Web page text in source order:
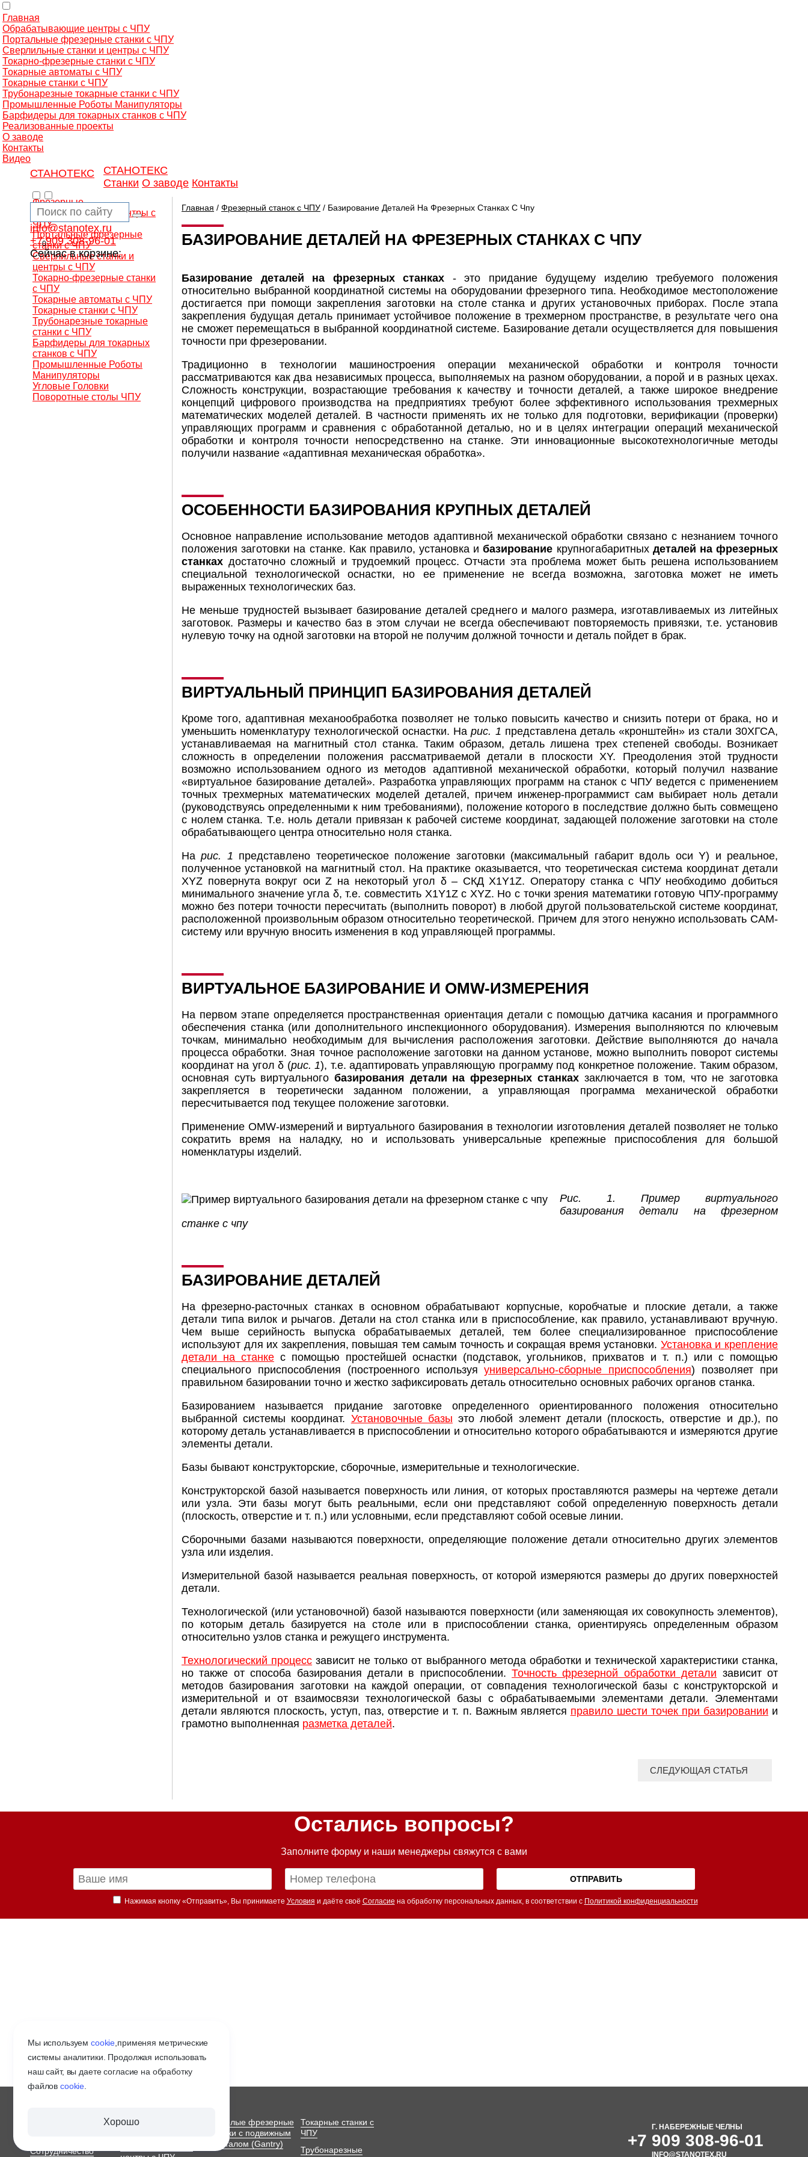
Главная
Обрабатывающие центры с ЧПУ
Портальные фрезерные станки с ЧПУ
Сверлильные станки и центры с ЧПУ
Токарно-фрезерные станки с ЧПУ
Токарные автоматы с ЧПУ
Токарные станки с ЧПУ
Трубонарезные токарные станки с ЧПУ
Промышленные Роботы Манипуляторы
Барфидеры для токарных станков с ЧПУ
Реализованные проекты
О заводе
Контакты
Видео
СТАНОТЕКС
СТАНОТЕКС
Станки О заводе Контакты
info@stanotex.ru
+7 909 308-96-01
Сейчас в корзине:
0
Мы используемcookie применяя метрические
системы аналитики. Продолжая использовать
наш сайт, вы даете согласие на обработку
файловcookie
Хорошо
Фрезерные
обрабатывающие центры с
ЧПУ
Портальные фрезерные
станки с ЧПУ
Сверлильные станки и
центры с ЧПУ
Токарно-фрезерные станки
с ЧПУ
Токарные автоматы с ЧПУ
Токарные станки с ЧПУ
Трубонарезные токарные
станки с ЧПУ
Барфидеры для токарных
станков с ЧПУ
Промышленные Роботы
Манипуляторы
Угловые Головки
Поворотные столы ЧПУ
Главная / Фрезерный станок с ЧПУ / Базирование Деталей На Фрезерных Станках С Чпу
БАЗИРОВАНИЕ ДЕТАЛЕЙ НА ФРЕЗЕРНЫХ СТАНКАХ С ЧПУ
Базирование деталей на фрезерных станках - это придание будущему изделию требуемого положения
относительно выбранной координатной системы на оборудовании фрезерного типа. Необходимое местоположение
достигается при помощи закрепления заготовки на столе станка и других установочных приборах. После этапа
закрепления будущая деталь принимает устойчивое положение в трехмерном пространстве, в результате чего она
не сможет перемещаться в выбранной координатной системе. Базирование детали осуществляется для повышения
точности при фрезеровании.
Традиционно в технологии машиностроения операции механической обработки и контроля точности
рассматриваются как два независимых процесса, выполняемых на разном оборудовании, а порой и в разных цехах.
Сложность конструкции, возрастающие требования к качеству и точности деталей, а также широкое внедрение
концепций цифрового производства на предприятиях требуют более эффективного использования трехмерных
математических моделей деталей. В частности применять их не только для подготовки, верификации (проверки)
управляющих программ и сравнения с обработанной деталью, но и в целях интеграции операций механической
обработки и контроля точности непосредственно на станке. Эти инновационные высокотехнологичные методы
получили название «адаптивная механическая обработка».
ОСОБЕННОСТИ БАЗИРОВАНИЯ КРУПНЫХ ДЕТАЛЕЙ
Основное направление использование методов адаптивной механической обработки связано с незнанием точного
положения заготовки на станке. Как правило, установка ибазирование крупногабаритных деталей на фрезерных
станках достаточно сложный и трудоемкий процесс. Отчасти эта проблема может быть решена использованием
специальной технологической оснастки, но ее применение не всегда возможна, заготовка может не иметь
выраженных технологических баз.
Не меньше трудностей вызывает базирование деталей среднего и малого размера, изготавливаемых из литейных
заготовок. Размеры и качество баз в этом случаи не всегда обеспечивают повторяемость привязки, т.е. установив
нулевую точку на одной заготовки на второй не получим должной точности и деталь пойдет в брак.
ВИРТУАЛЬНЫЙ ПРИНЦИП БАЗИРОВАНИЯ ДЕТАЛЕЙ
Кроме того, адаптивная механообработка позволяет не только повысить качество и снизить потери от брака, но и
уменьшить номенклатуру технологической оснастки. Нарис. 1 представлена деталь «кронштейн» из стали 30ХГСА,
устанавливаемая на магнитный стол станка. Таким образом, деталь лишена трех степеней свободы. Возникает
сложность в определении положения рассматриваемой детали в плоскости XY. Преодоления этой трудности
возможно использованием одного из методов адаптивной механической обработки, который получил название
«виртуальное базирование деталей». Разработка управляющих программ на станок с ЧПУ ведется с применением
точных трехмерных математических моделей деталей, причем инженер-программист сам выбирает ноль детали
(руководствуясь определенными к ним требованиями), положение которого в последствие должно быть совмещено
с нолем станка. Т.е. ноль детали привязан к рабочей системе координат, задающей положение заготовки на столе
обрабатывающего центра относительно ноля станка.
Нарис. 1 представлено теоретическое положение заготовки (максимальный габарит вдоль оси Y) и реальное,
полученное установкой на магнитный стол. На практике оказывается, что теоретическая система координат детали
XYZ повернута вокруг оси Z на некоторый угол δ – СКД X1Y1Z. Оператору станка с ЧПУ необходимо добиться
минимального значение угла δ, т.е. совместить X1Y1Z с XYZ. Но с точки зрения математики готовую ЧПУ-программу
можно без потери точности пересчитать (выполнить поворот) в любой другой пользовательской системе координат,
расположенной произвольным образом относительно теоретической. Причем для этого ненужно использовать САМ-
систему или вручную вносить изменения в код управляющей программы.
ВИРТУАЛЬНОЕ БАЗИРОВАНИЕ И OMW-ИЗМЕРЕНИЯ
На первом этапе определяется пространственная ориентация детали с помощью датчика касания и программного
обеспечения станка (или дополнительного инспекционного оборудования). Измерения выполняются по ключевым
точкам, минимально необходимым для вычисления расположения заготовки. Действие выполняются до начала
процесса обработки. Зная точное расположение заготовки на данном установе, можно выполнить поворот системы
координат на угол δ (рис. 1), т.е. адаптировать управляющую программу под конкретное положение. Таким образом,
основная суть виртуальногобазирования детали на фрезерных станкахзаключается в том, что не заготовка
закрепляется в теоретически заданном положении, а управляющая программа механической обработки
пересчитывается под текущее положение заготовки.
Применение OMW-измерений и виртуального базирования в технологии изготовления деталей позволяет не только
сократить время на наладку, но и использовать универсальные крепежные приспособления для большой
номенклатуры изделий.
Рис. 1. Пример виртуального
базирования детали на фрезерном
станке с чпу
БАЗИРОВАНИЕ ДЕТАЛЕЙ
На фрезерно-расточных станках в основном обрабатывают корпусные, коробчатые и плоские детали, а также
детали типа вилок и рычагов. Детали на стол станка или в приспособление, как правило, устанавливают вручную.
Чем выше серийность выпуска обрабатываемых деталей, тем более специализированное приспособление
используют для их закрепления, повышая тем самым точность и сокращая время установки. Установка и крепление
детали на станкес помощью простейшей оснастки (подставок, угольников, прихватов и т. п.) или с помощью
специального приспособления (построенного используяуниверсально-сборные приспособления) позволяет при
правильном базировании точно и жестко зафиксировать деталь относительно основных рабочих органов станка.
Базированием называется придание заготовке определенного ориентированного положения относительно
выбранной системы координат. Установочные базы это любой элемент детали (плоскость, отверстие и др.), по
которому деталь устанавливается в приспособлении и относительно которого обрабатываются и измеряются другие
элементы детали.
Базы бывают конструкторские, сборочные, измерительные и технологические.
Конструкторской базой называется поверхность или линия, от которых проставляются размеры на чертеже детали
или узла. Эти базы могут быть реальными, если они представляют собой определенную поверхность детали
(плоскость, отверстие и т. п.) или условными, если представляют собой осевые линии.
Сборочными базами называются поверхности, определяющие положение детали относительно других элементов
узла или изделия.
Измерительной базой называется реальная поверхность, от которой измеряются размеры до других поверхностей
детали.
Технологической (или установочной) базой называются поверхности (или заменяющая их совокупность элементов),
по которым деталь базируется на столе или в приспособлении станка, ориентируясь определенным образом
относительно узлов станка и режущего инструмента.
Технологический процесс зависит не только от выбранного метода обработки и технической характеристики станка,
но также от способа базирования детали в приспособлении.Точность фрезерной обработки детали зависит от
методов базирования заготовки на каждой операции, от совпадения технологической базы с конструкторской и
измерительной и от взаимосвязи технологической базы с обрабатываемыми элементами детали. Элементами
детали являются плоскость, уступ, паз, отверстие и т. п. Важным является правило шести точек при базировании и
грамотно выполненная разметка деталей.
СЛЕДУЮЩАЯ СТАТЬЯ
Остались вопросы?
Заполните форму и наши менеджеры свяжутся с вами
Нажимая кнопку «Отправить», Вы принимаете Условия и даёте своё Согласие на обработку персональных данных, в соответствии с Политикой конфиденциальности
Сотрудничество
ПО МЕТАЛЛУ
Тяжелые фрезерные
станки с подвижным
порталом (Gantry)
Токарные станки с
ЧПУ
Трубонарезные
Г. НАБЕРЕЖНЫЕ ЧЕЛНЫ
+7 909 308-96-01
INFO@STANOTEX.RU